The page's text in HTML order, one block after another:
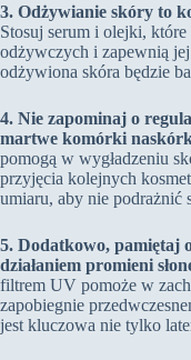
3. Odżywianie skóry to
Stosuj serum i olejki,
odżywczych i zapewnią
odżywiona skóra będzie
4. Nie zapominaj o
martwe komórki
pomogą w wygładzeniu
przyjęcia kolejnych
umiaru, aby nie podrażnić
5. Dodatkowo, pamiętaj
działaniem promieni
filtrem UV pomoże w
zapobiegnie
jest kluczowa nie tylko